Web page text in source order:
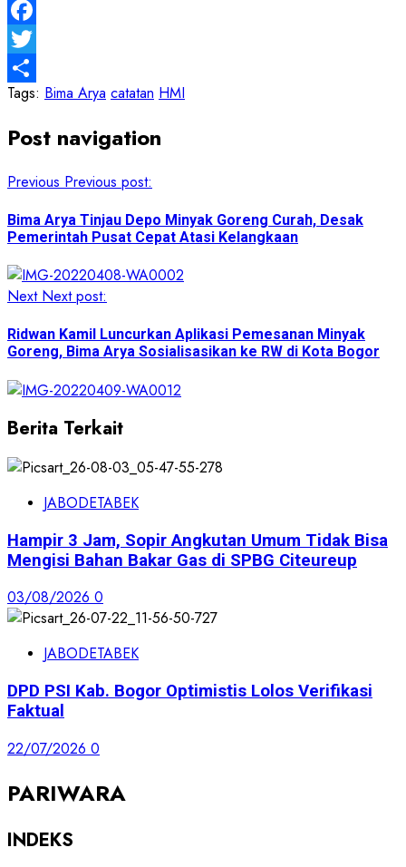
Message
Facebook
Twitter
Share
Tags: Bima Arya catatan HMI
Post navigation
Previous Previous post:
Bima Arya Tinjau Depo Minyak Goreng Curah, Desak
Pemerintah Pusat Cepat Atasi Kelangkaan
Next Next post:
Ridwan Kamil Luncurkan Aplikasi Pemesanan Minyak
Goreng, Bima Arya Sosialisasikan ke RW di Kota Bogor
Berita Terkait
JABODETABEK
Hampir 3 Jam, Sopir Angkutan Umum Tidak Bisa
Mengisi Bahan Bakar Gas di SPBG Citeureup
03/08/2026 0
JABODETABEK
DPD PSI Kab. Bogor Optimistis Lolos Verifikasi
Faktual
22/07/2026 0
PARIWARA
INDEKS